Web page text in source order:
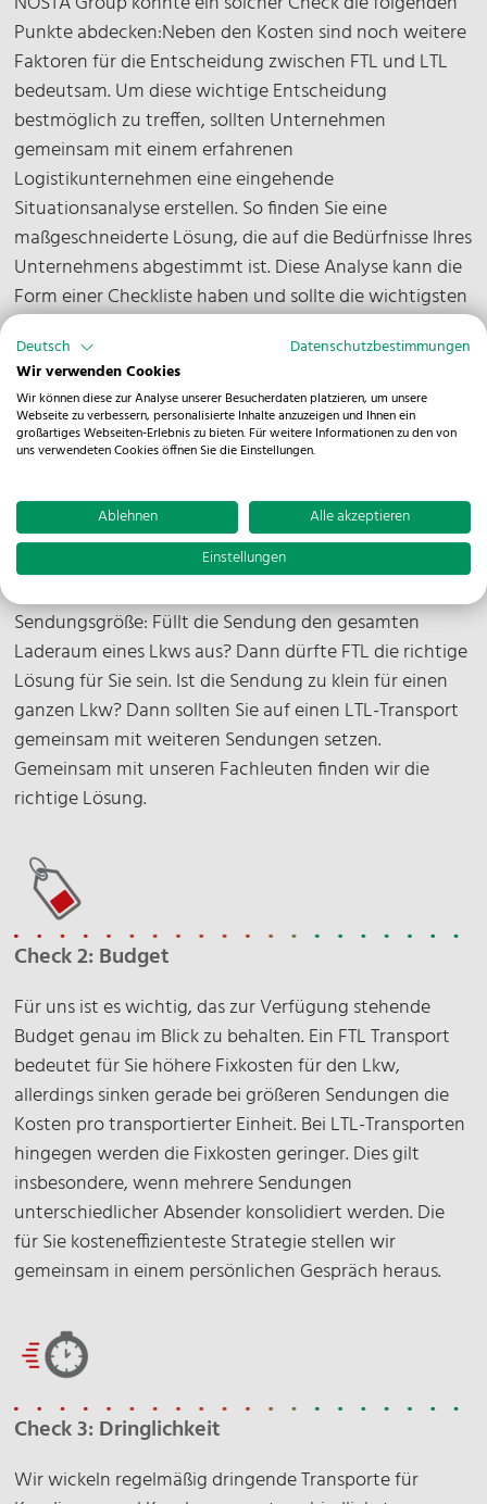
Punkte abdecken:Neben den Kosten sind noch weitere
Faktoren für die Entscheidung zwischen FTL und LTL
bedeutsam. Um diese wichtige Entscheidung
bestmöglich zu treffen, sollten Unternehmen
gemeinsam mit einem erfahrenen
Logistikunternehmen eine eingehende
Situationsanalyse erstellen. So finden Sie eine
maßgeschneiderte Lösung, die auf die Bedürfnisse Ihres
Unternehmens abgestimmt ist. Diese Analyse kann die
Form einer Checkliste haben und sollte die wichtigsten
NOSTA Group könnte ein solcher Check die folgenden
Punkte abdecken:
Check 1: Sendungsgröße
Sendungsgröße: Füllt die Sendung den gesamten
Laderaum eines Lkws aus? Dann dürfte FTL die richtige
Lösung für Sie sein. Ist die Sendung zu klein für einen
ganzen Lkw? Dann sollten Sie auf einen LTL-Transport
gemeinsam mit weiteren Sendungen setzen.
Gemeinsam mit unseren Fachleuten finden wir die
richtige Lösung.
Check 2: Budget
Für uns ist es wichtig, das zur Verfügung stehende
Budget genau im Blick zu behalten. Ein FTL Transport
bedeutet für Sie höhere Fixkosten für den Lkw,
allerdings sinken gerade bei größeren Sendungen die
Kosten pro transportierter Einheit. Bei LTL-Transporten
hingegen werden die Fixkosten geringer. Dies gilt
insbesondere, wenn mehrere Sendungen
unterschiedlicher Absender konsolidiert werden. Die
für Sie kosteneffizienteste Strategie stellen wir
gemeinsam in einem persönlichen Gespräch heraus.
Check 3: Dringlichkeit
Wir wickeln regelmäßig dringende Transporte für
Deutsch
Datenschutzbestimmungen
Wir verwenden Cookies
Wir können diese zur Analyse unserer Besucherdaten platzieren, um unsere
Webseite zu verbessern, personalisierte Inhalte anzuzeigen und Ihnen ein
großartiges Webseiten-Erlebnis zu bieten. Für weitere Informationen zu den von
uns verwendeten Cookies öffnen Sie die Einstellungen.
Ablehnen
Alle akzeptieren
Einstellungen